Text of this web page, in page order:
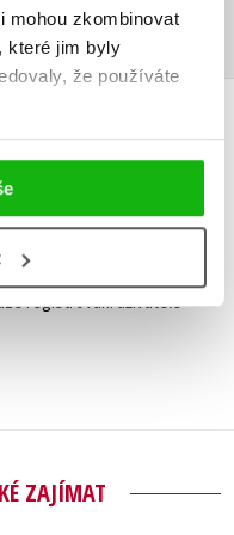
mohou zkombinovat
které jim byly
že používáte
uživatelská hodnocení.
registrovaní uživatelé
ZAJÍMAT